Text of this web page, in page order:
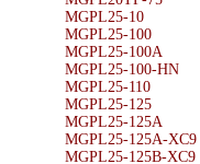
MGPL25-10
MGPL25-100
MGPL25-100A
MGPL25-100-HN
MGPL25-110
MGPL25-125
MGPL25-125A
MGPL25-125A-XC9
MGPL25-125B-XC9